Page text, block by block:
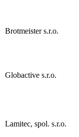
Brotmeister s.r.o.
Globactive s.r.o.
Lamitec, spol. s.r.o.